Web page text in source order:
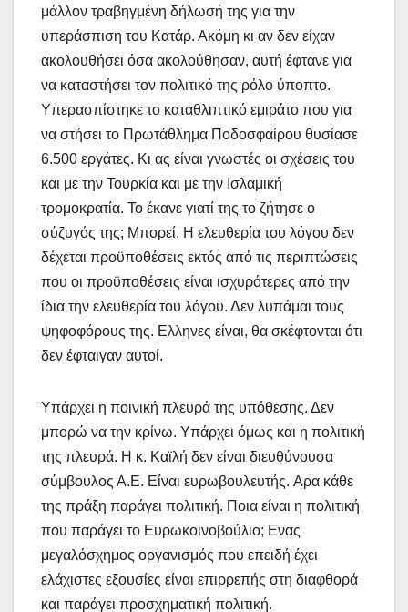
μάλλον τραβηγμένη δήλωσή της για την
υπεράσπιση του Κατάρ. Ακόμη κι αν δεν είχαν
ακολουθήσει όσα ακολούθησαν, αυτή έφτανε για
να καταστήσει τον πολιτικό της ρόλο ύποπτο.
Υπερασπίστηκε το καταθλιπτικό εμιράτο που για
να στήσει το Πρωτάθλημα Ποδοσφαίρου θυσίασε
6.500 εργάτες. Κι ας είναι γνωστές οι σχέσεις του
και με την Τουρκία και με την Ισλαμική
τρομοκρατία. Το έκανε γιατί της το ζήτησε ο
σύζυγός της; Μπορεί. Η ελευθερία του λόγου δεν
δέχεται προϋποθέσεις εκτός από τις περιπτώσεις
που οι προϋποθέσεις είναι ισχυρότερες από την
ίδια την ελευθερία του λόγου. Δεν λυπάμαι τους
ψηφοφόρους της. Ελληνες είναι, θα σκέφτονται ότι
δεν έφταιγαν αυτοί.
Υπάρχει η ποινική πλευρά της υπόθεσης. Δεν
μπορώ να την κρίνω. Υπάρχει όμως και η πολιτική
της πλευρά. Η κ. Καϊλή δεν είναι διευθύνουσα
σύμβουλος Α.Ε. Είναι ευρωβουλευτής. Aρα κάθε
της πράξη παράγει πολιτική. Ποια είναι η πολιτική
που παράγει το Ευρωκοινοβούλιο; Ενας
μεγαλόσχημος οργανισμός που επειδή έχει
ελάχιστες εξουσίες είναι επιρρεπής στη διαφθορά
και παράγει προσχηματική πολιτική.